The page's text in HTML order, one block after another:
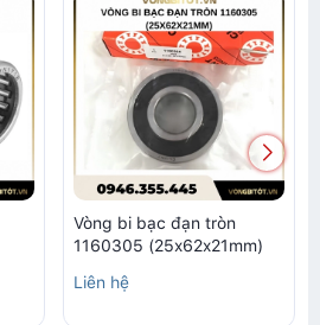
Vòng bi bạc đạn tròn
1160305 (25x62x21mm)
Liên hệ